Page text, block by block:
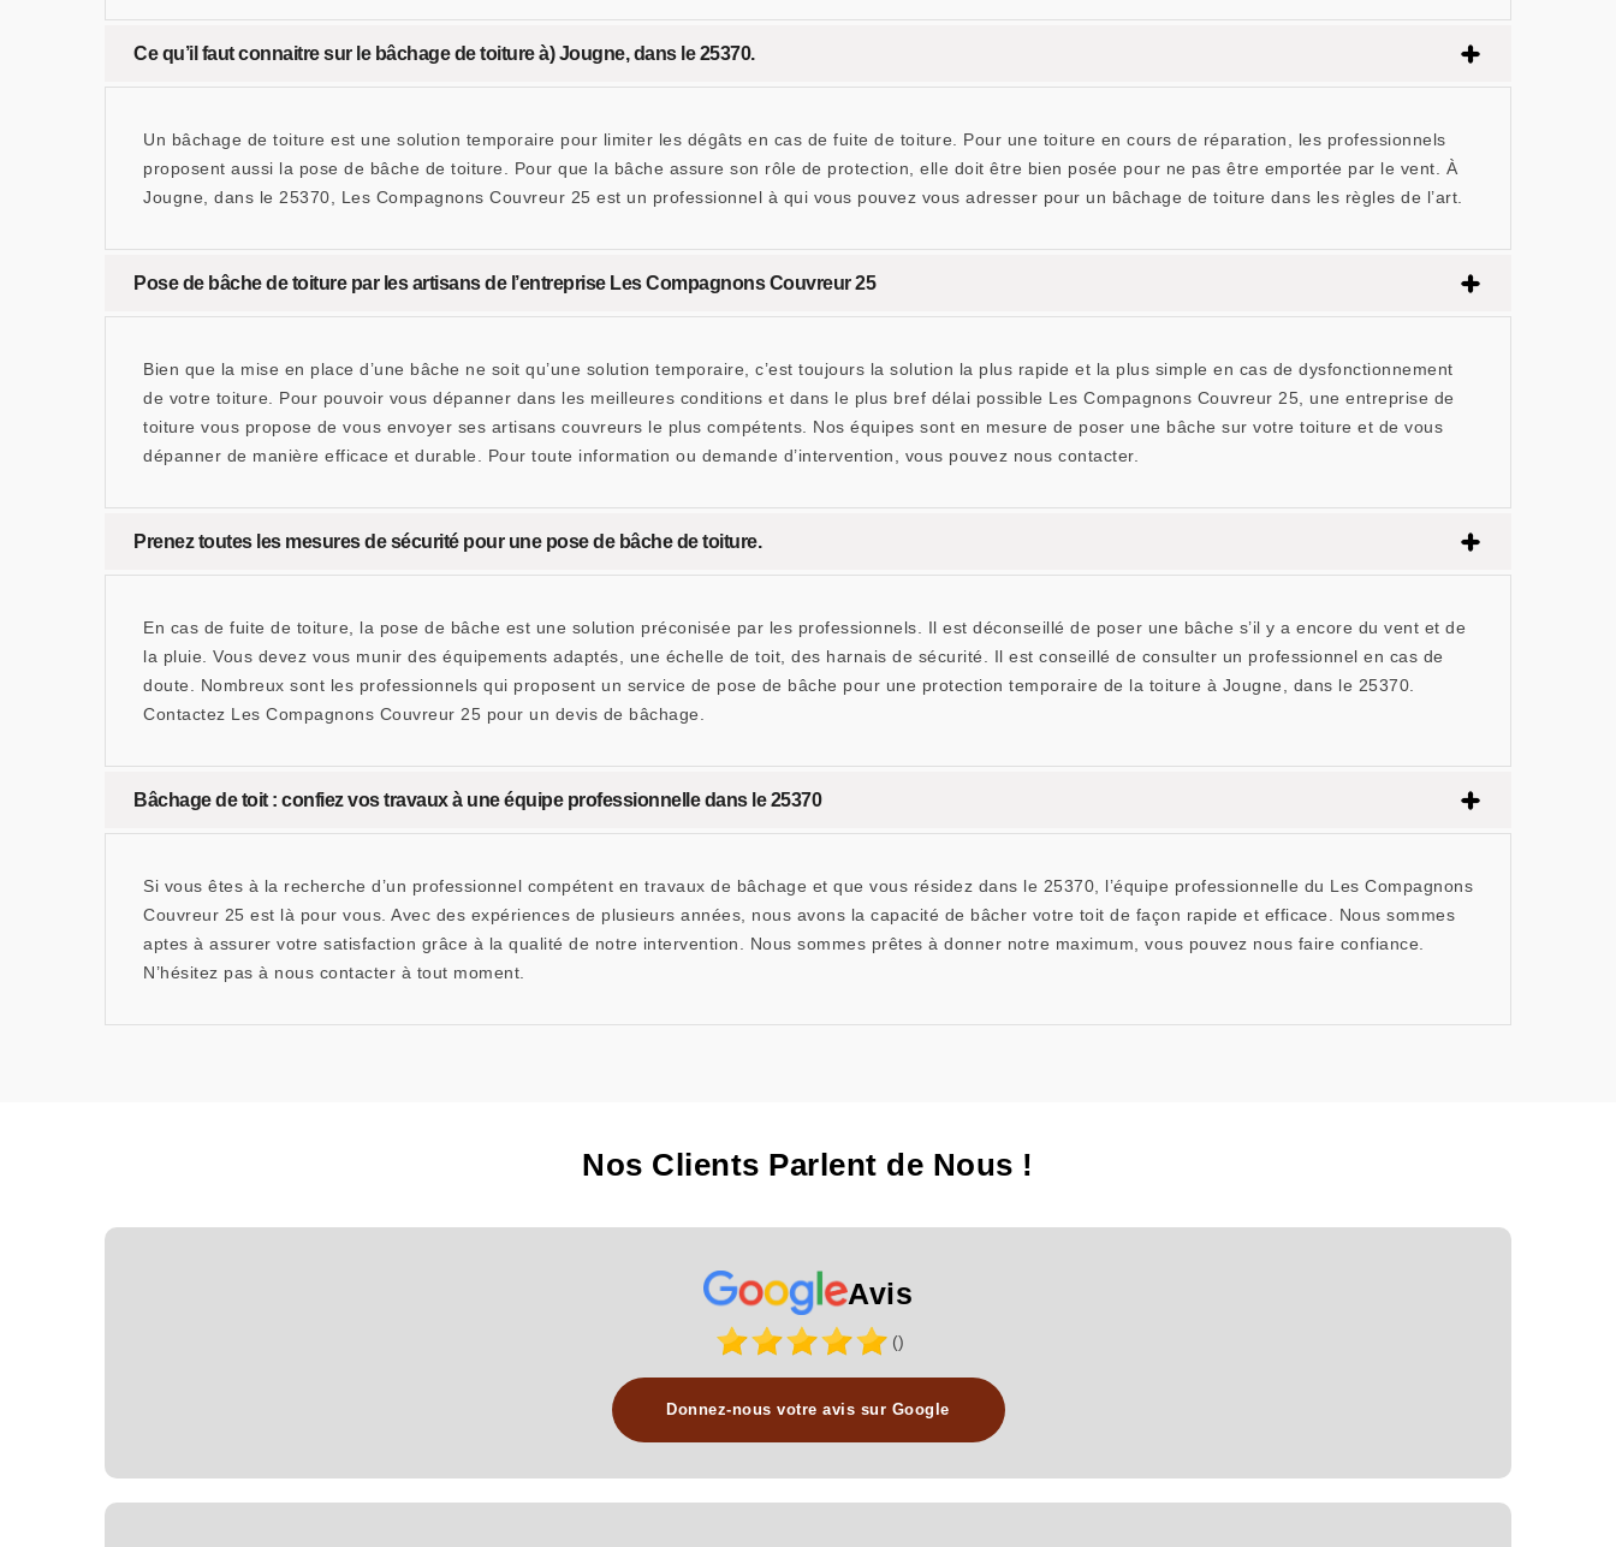
Ce qu’il faut connaitre sur le bâchage de toiture à) Jougne, dans le 25370.
Un bâchage de toiture est une solution temporaire pour limiter les dégâts en cas de fuite de toiture. Pour une toiture en cours de réparation, les professionnels
proposent aussi la pose de bâche de toiture. Pour que la bâche assure son rôle de protection, elle doit être bien posée pour ne pas être emportée par le vent. À
Jougne, dans le 25370, Les Compagnons Couvreur 25 est un professionnel à qui vous pouvez vous adresser pour un bâchage de toiture dans les règles de l’art.
Pose de bâche de toiture par les artisans de l’entreprise Les Compagnons Couvreur 25
Bien que la mise en place d’une bâche ne soit qu’une solution temporaire, c’est toujours la solution la plus rapide et la plus simple en cas de dysfonctionnement
de votre toiture. Pour pouvoir vous dépanner dans les meilleures conditions et dans le plus bref délai possible Les Compagnons Couvreur 25, une entreprise de
toiture vous propose de vous envoyer ses artisans couvreurs le plus compétents. Nos équipes sont en mesure de poser une bâche sur votre toiture et de vous
dépanner de manière efficace et durable. Pour toute information ou demande d’intervention, vous pouvez nous contacter.
Prenez toutes les mesures de sécurité pour une pose de bâche de toiture.
En cas de fuite de toiture, la pose de bâche est une solution préconisée par les professionnels. Il est déconseillé de poser une bâche s’il y a encore du vent et de
la pluie. Vous devez vous munir des équipements adaptés, une échelle de toit, des harnais de sécurité. Il est conseillé de consulter un professionnel en cas de
doute. Nombreux sont les professionnels qui proposent un service de pose de bâche pour une protection temporaire de la toiture à Jougne, dans le 25370.
Contactez Les Compagnons Couvreur 25 pour un devis de bâchage.
Bâchage de toit : confiez vos travaux à une équipe professionnelle dans le 25370
Si vous êtes à la recherche d’un professionnel compétent en travaux de bâchage et que vous résidez dans le 25370, l’équipe professionnelle du Les Compagnons
Couvreur 25 est là pour vous. Avec des expériences de plusieurs années, nous avons la capacité de bâcher votre toit de façon rapide et efficace. Nous sommes
aptes à assurer votre satisfaction grâce à la qualité de notre intervention. Nous sommes prêtes à donner notre maximum, vous pouvez nous faire confiance.
N’hésitez pas à nous contacter à tout moment.
Nos Clients Parlent de Nous !
Avis
()
Donnez-nous votre avis sur Google